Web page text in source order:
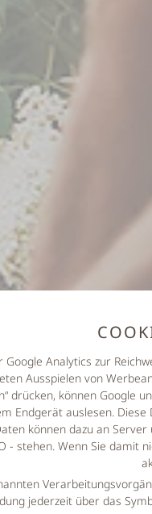
Analytics zur
Ausspielen von
drücken, können Google
Endgerät auslesen.
können dazu an
- stehen. Wenn Sie damit
jederzeit über das